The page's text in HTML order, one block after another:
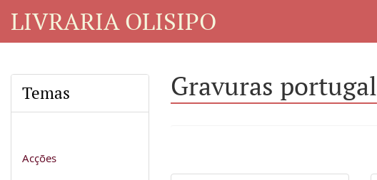
LIVRARIA OLISIPO
Temas
Acções
Gravuras portugal